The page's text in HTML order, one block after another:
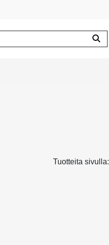
Tuotteita sivulla: